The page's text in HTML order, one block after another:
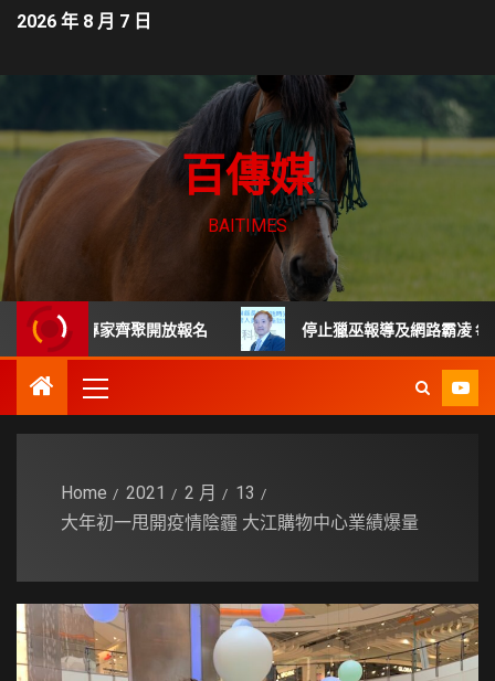
2026 年 8 月 7 日
百傳媒
BAITIMES
專家齊聚開放報名 停止獵巫報導及網路霸凌 每起詐騙都
Home 2021 2 月
13
大年初一甩開疫情陰霾 大江購物中心業績爆量